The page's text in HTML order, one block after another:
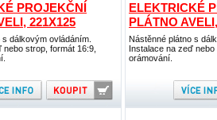
PROJEKČNÍ
221X125
dálkovým ovládáním.
nebo strop, formát 16:9,
ELEKTRICKÉ
PLÁTNO
Nástěnné plátno s
Instalace na zeď
orámování.